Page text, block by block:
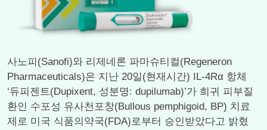
사노피(Sanofi)와 리제네론 파마슈티컬(Regeneron
Pharmaceuticals)은 지난 20일(현재시간) IL-4Rα 항체
‘듀피젠트(Dupixent, 성분명: dupilumab)’가 희귀 피부질
환인 수포성 유사천포창(Bullous pemphigoid, BP) 치료
제로 미국 식품의약국(FDA)로부터 승인받았다고 밝혔